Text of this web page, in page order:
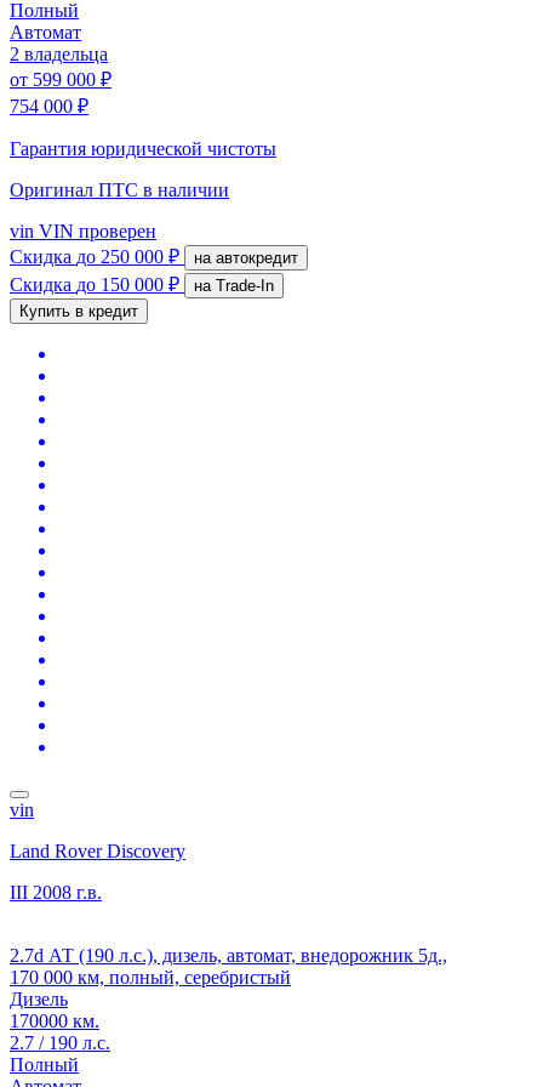
Полный
Автомат
2 владельца
от 599 000 ₽
754 000 ₽
Гарантия юридической чистоты
Оригинал ПТС в наличии
vin VIN проверен
Скидка до 250 000 ₽ на автокредит
Скидка до 150 000 ₽
на Trade-In
Купить в кредит
vin
Land Rover Discovery
III 2008 г.в.
2.7d АТ (190 л.с.), дизель, автомат, внедорожник 5д.,
170 000 км, полный, серебристый
Дизель
170000 км.
2.7 / 190 л.с.
Полный